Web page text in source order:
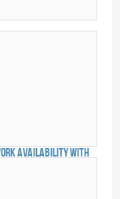
availability with